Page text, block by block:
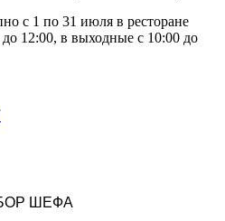
с 1 по 31 июля в ресторане
12:00, в выходные с 10:00 до
ШЕФА